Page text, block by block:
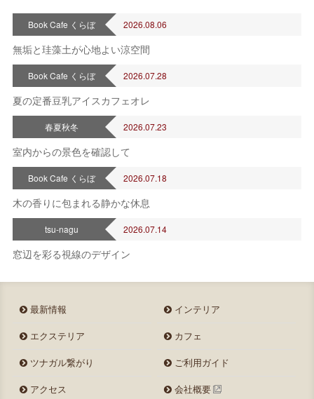
Book Cafe くらぼ 2026.08.06
無垢と珪藻土が心地よい涼空間
Book Cafe くらぼ 2026.07.28
夏の定番豆乳アイスカフェオレ
春夏秋冬 2026.07.23
室内からの景色を確認して
Book Cafe くらぼ 2026.07.18
木の香りに包まれる静かな休息
tsu-nagu 2026.07.14
窓辺を彩る視線のデザイン
最新情報
インテリア
エクステリア
カフェ
ツナガル繋がり
ご利用ガイド
アクセス
会社概要